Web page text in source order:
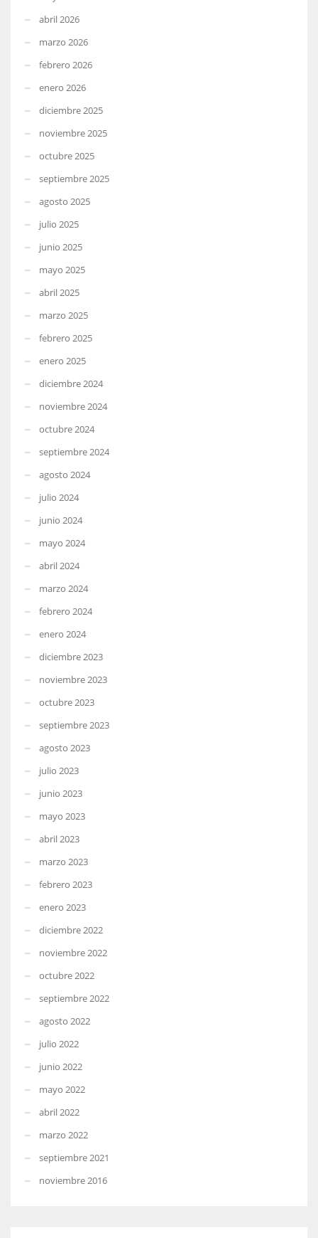
abril 2026
marzo 2026
febrero 2026
enero 2026
diciembre 2025
noviembre 2025
octubre 2025
septiembre 2025
agosto 2025
julio 2025
junio 2025
mayo 2025
abril 2025
marzo 2025
febrero 2025
enero 2025
diciembre 2024
noviembre 2024
octubre 2024
septiembre 2024
agosto 2024
julio 2024
junio 2024
mayo 2024
abril 2024
marzo 2024
febrero 2024
enero 2024
diciembre 2023
noviembre 2023
octubre 2023
septiembre 2023
agosto 2023
julio 2023
junio 2023
mayo 2023
abril 2023
marzo 2023
febrero 2023
enero 2023
diciembre 2022
noviembre 2022
octubre 2022
septiembre 2022
agosto 2022
julio 2022
junio 2022
mayo 2022
abril 2022
marzo 2022
septiembre 2021
noviembre 2016